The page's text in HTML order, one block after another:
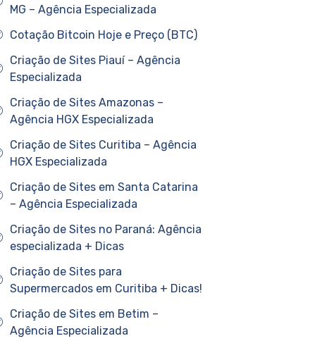
MG – Agência Especializada
Cotação Bitcoin Hoje e Preço (BTC)
Criação de Sites Piauí – Agência
Especializada
Criação de Sites Amazonas –
Agência HGX Especializada
Criação de Sites Curitiba – Agência
HGX Especializada
Criação de Sites em Santa Catarina
– Agência Especializada
Criação de Sites no Paraná: Agência
especializada + Dicas
Criação de Sites para
Supermercados em Curitiba + Dicas!
Criação de Sites em Betim –
Agência Especializada